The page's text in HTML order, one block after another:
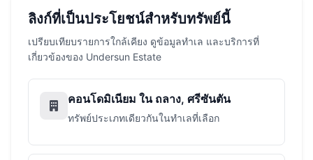
ลิงก์ที่เป็นประโยชน์สำหรับทรัพย์นี้
เปรียบเทียบรายการใกล้เคียง ดูข้อมูลทำเล และบริการที่
เกี่ยวข้องของ Undersun Estate
คอนโดมิเนียม ใน ถลาง, ศรีซันตัน
ทรัพย์ประเภทเดียวกันในทำเลที่เลือก